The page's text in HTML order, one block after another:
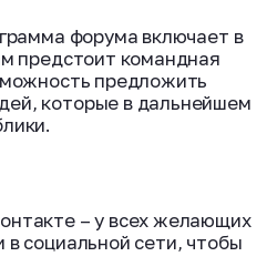
форума включает в
предстоит командная
предложить
которые в дальнейшем
– у всех желающих
социальной сети, чтобы